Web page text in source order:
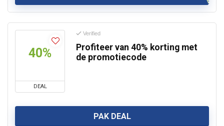
40%
DEAL
Verified
Profiteer van 40% korting met
de promotiecode
PAK DEAL